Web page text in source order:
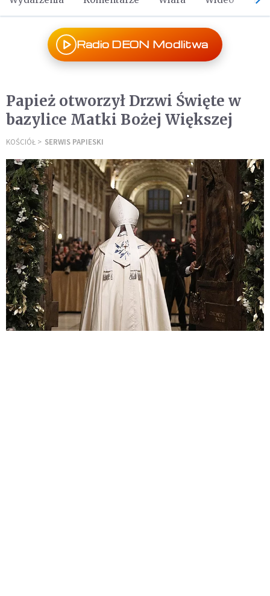
Radio DEON Modlitwa
Papież otworzył Drzwi Święte w
bazylice Matki Bożej Większej
KOŚCIÓŁ SERWIS PAPIESKI